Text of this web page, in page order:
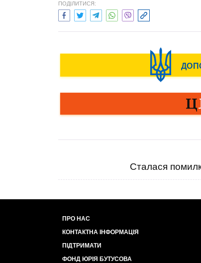
ПОДІЛИТИСЯ:
Сталася
ПРО НАС
КОНТАКТНА ІНФОРМАЦІЯ
ПІДТРИМАТИ
ФОНД ЮРІЯ БУТУСОВА